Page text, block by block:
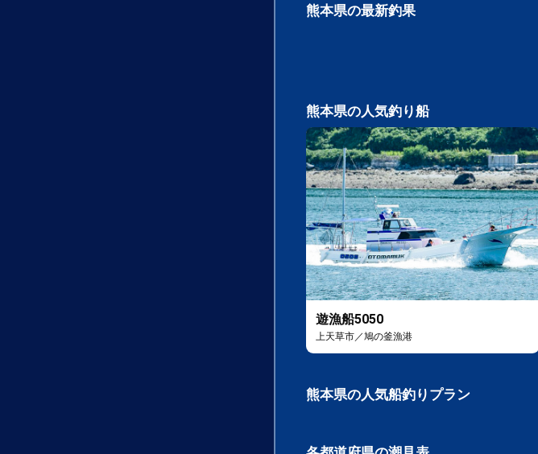
熊本県の最新釣果
熊本県の人気釣り船
遊漁船5050
上天草市／鳩の釜漁港
熊本県の人気船釣りプラン